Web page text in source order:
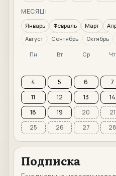
МЕСЯЦ:
Январь Февраль Март
Август
Сентябрь Октябрь
Пн Вт Ср Чт
4
5 6 7
11
12 13 14
18
19 20 21
25
26 27 28
Подписка